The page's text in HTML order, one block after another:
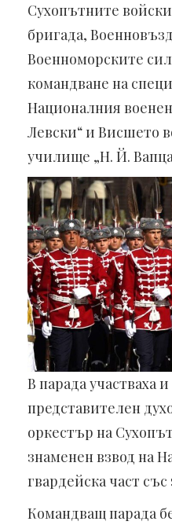
Сухопътните
бригада,
Военноморските
командване на
Националния
Левски“ и Висшето
училище „Н. Й.
В парада участваха
представителен
оркестър на
знаменен взвод на
гвардейска част
Командващ парада